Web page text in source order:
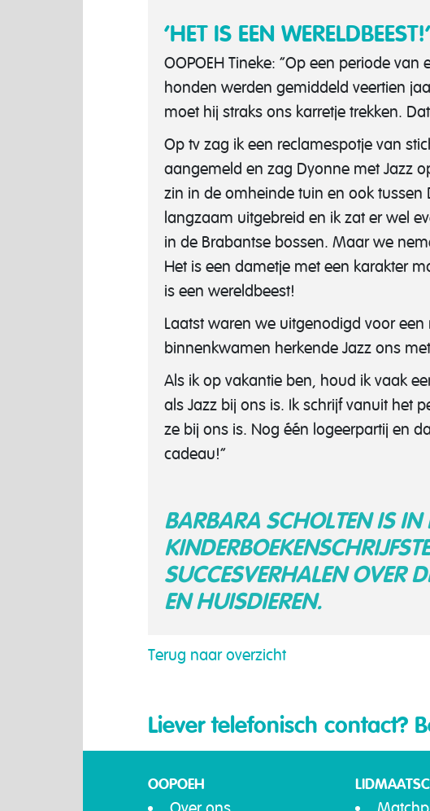
‘HET IS EEN WERELDBEEST!’
OOPOEH Tineke: “Op een periode
honden werden gemiddeld veertien
moet hij straks ons karretje trekken.
Op tv zag ik een reclamespotje van
aangemeld en zag Dyonne met Jazz
zin in de omheinde tuin en ook
langzaam uitgebreid en ik zat er wel
in de Brabantse bossen. Maar we
Het is een dametje met een karakter
is een wereldbeest!
Laatst waren we uitgenodigd voor
binnenkwamen herkende Jazz ons
Als ik op vakantie ben, houd ik vaak
als Jazz bij ons is. Ik schrijf vanuit het
ze bij ons is. Nog één logeerpartij en
cadeau!”
BARBARA SCHOLTEN IS IN
SUCCESVERHALEN OVER
EN HUISDIEREN.
Terug naar overzicht
Liever telefonisch contact?
OOPOEH